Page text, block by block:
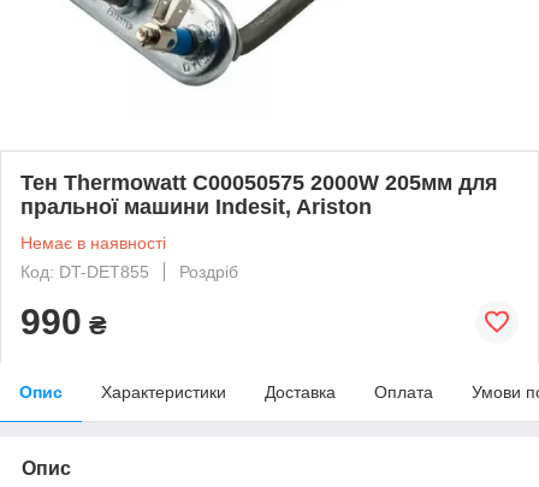
Тен Thermowatt C00050575 2000W 205мм для
пральної машини Indesit, Ariston
Немає в наявності
Код: DT-DET855
Роздріб
990 ₴
Опис Характеристики Доставка Оплата Умови
Опис